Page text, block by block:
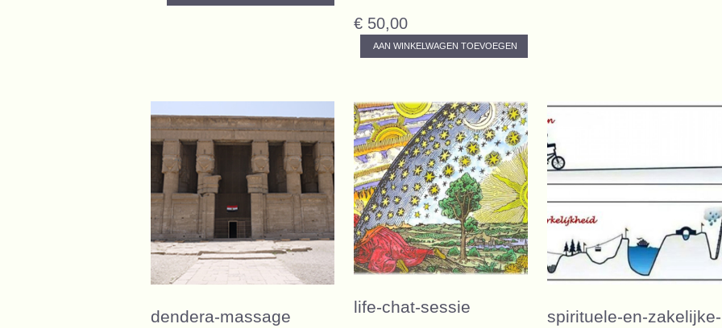
€ 50,00
AAN WINKELWAGEN TOEVOEGEN
dendera-massage
life-chat-sessie
spirituele-en-zakelijke-